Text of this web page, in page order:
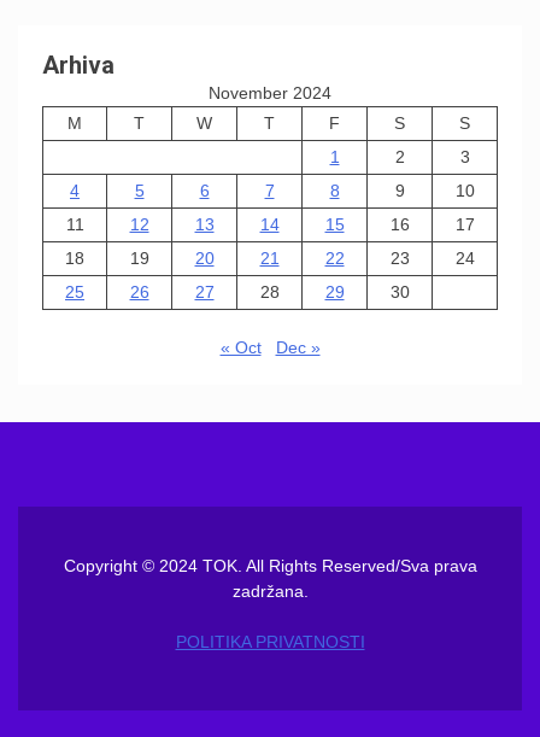
Arhiva
November 2024
M
T W T F S
S
1
2
3
4
5 6 7 8 9
10
11
12 13 14 15 16
17
18
19 20 21 22 23
24
25
26 27 28 29 30
« Oct Dec »
Copyright © 2024 TOK. All Rights Reserved/Sva prava
zadržana.
POLITIKA PRIVATNOSTI